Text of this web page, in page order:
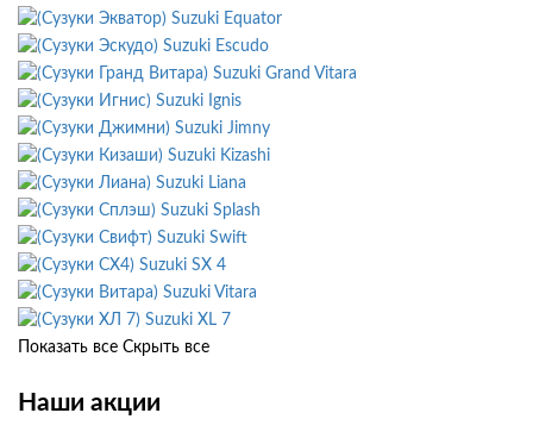
Suzuki Equator
Suzuki Escudo
Suzuki Grand Vitara
Suzuki Ignis
Suzuki Jimny
Suzuki Kizashi
Suzuki Liana
Suzuki Splash
Suzuki Swift
Suzuki SX 4
Suzuki Vitara
Suzuki XL 7
Показать все Скрыть все
Наши акции